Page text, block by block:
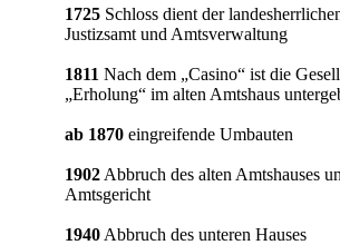
1725 Schloss dient der
Justizsamt und Amtsverwaltung
1811 Nach dem „Casino“ ist die
„Erholung“ im alten Amtshaus
ab 1870 eingreifende Umbauten
1902 Abbruch des alten Amtshauses
Amtsgericht
1940 Abbruch des unteren Hauses